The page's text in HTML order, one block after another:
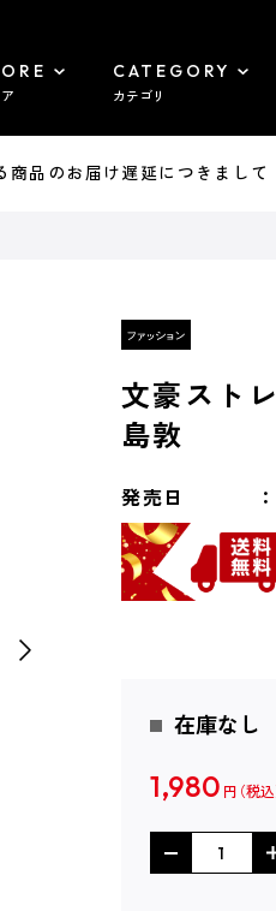
CATEGORY
カテゴリ
品のお届け遅延につきまして
文豪スト
島敦
発売日
在庫なし
1,980 円